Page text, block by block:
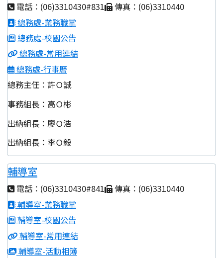
電話：(06)3310430#831
傳真：(06)3310440
總務處-業務職掌
總務處-校園公告
總務處-常用連結
總務處-行事曆
總務主任：許Ｏ誠
事務組長：高Ｏ彬
出納組長：廖Ｏ浩
出納組長：李Ｏ毅
輔導室
電話：(06)3310430#841
傳真：(06)3310440
輔導室-業務職掌
輔導室-校園公告
輔導室-常用連結
輔導室-活動相簿